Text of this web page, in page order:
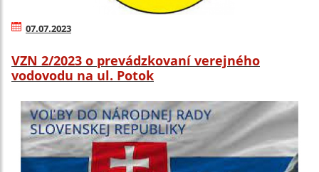
07.07.2023
VZN 2/2023 o prevádzkovaní verejného
vodovodu na ul. Potok